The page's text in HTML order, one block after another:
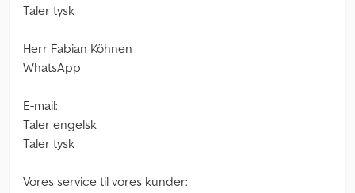
Taler tysk
Herr Fabian Köhnen
WhatsApp
E-mail:
Taler engelsk
Taler tysk
Vores service til vores kunder: